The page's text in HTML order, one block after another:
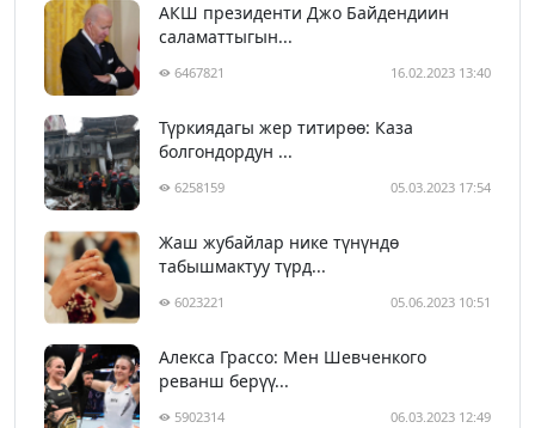
АКШ президенти Джо Байдендиин
саламаттыгын...
6467821 16.02.2023 13:40
Түркиядагы жер титирөө: Каза
болгондордун ...
6258159 05.03.2023 17:54
Жаш жубайлар нике түнүндө
табышмактуу түрд...
6023221 05.06.2023 10:51
Алекса Грассо: Мен Шевченкого
реванш берүү...
5902314 06.03.2023 12:49